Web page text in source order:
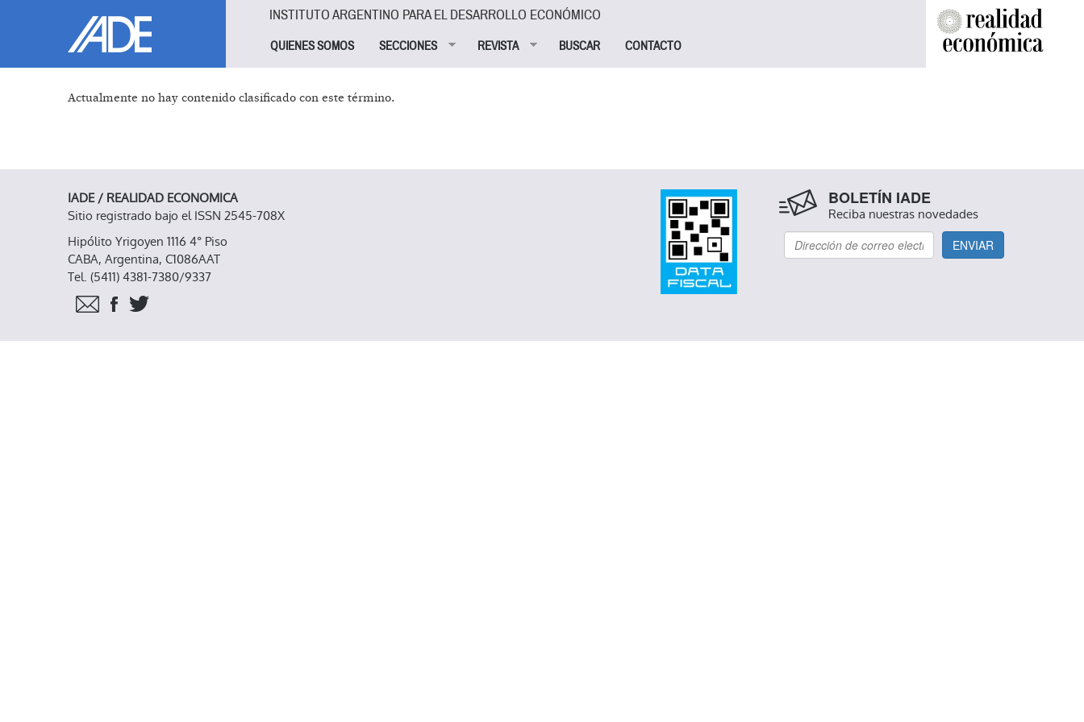
INSTITUTO ARGENTINO PARA EL DESARROLLO ECONÓMICO
QUIENES SOMOS SECCIONES REVISTA BUSCAR CONTACTO
Actualmente no hay contenido clasificado con este término.
IADE / REALIDAD ECONOMICA
Sitio registrado bajo el ISSN 2545-708X
Hipólito Yrigoyen 1116 4° Piso
CABA, Argentina, C1086AAT
Tel. (5411) 4381-7380/9337
BOLETÍN IADE
Reciba nuestras novedades
ENVIAR